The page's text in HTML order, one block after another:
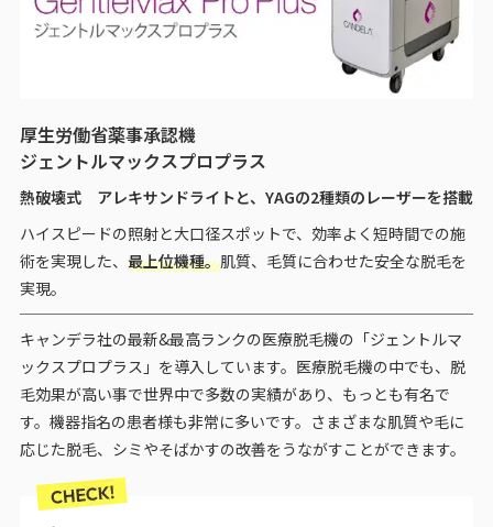
厚生労働省薬事承認機
ジェントルマックスプロプラス
熱破壊式 アレキサンドライトと、YAGの2種類のレーザーを搭載
ハイスピードの照射と大口径スポットで、効率よく短時間での施
術を実現した、 最上位機種。肌質、毛質に合わせた安全な脱毛を
実現。
キャンデラ社の最新&最高ランクの医療脱毛機の「ジェントルマ
ックスプロプラス」を導入しています。医療脱毛機の中でも、脱
毛効果が高い事で世界中で多数の実績があり、もっとも有名で
す。機器指名の患者様も非常に多いです。さまざまな肌質や毛に
応じた脱毛、シミやそばかすの改善をうながすことができます。